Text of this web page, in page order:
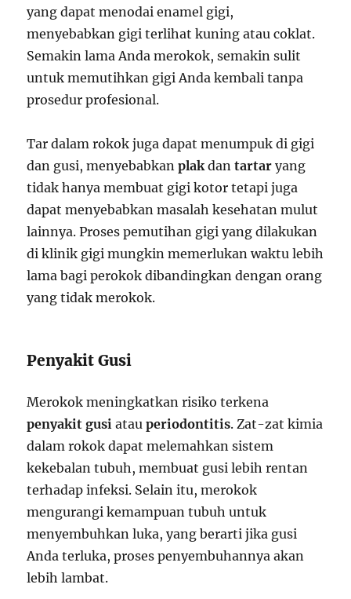
yang dapat menodai enamel gigi,
menyebabkan gigi terlihat kuning atau coklat.
Semakin lama Anda merokok, semakin sulit
untuk memutihkan gigi Anda kembali tanpa
prosedur profesional.
Tar dalam rokok juga dapat menumpuk di gigi
dan gusi, menyebabkanplak dantartar yang
tidak hanya membuat gigi kotor tetapi juga
dapat menyebabkan masalah kesehatan mulut
lainnya. Proses pemutihan gigi yang dilakukan
di klinik gigi mungkin memerlukan waktu lebih
lama bagi perokok dibandingkan dengan orang
yang tidak merokok.
Penyakit Gusi
Merokok meningkatkan risiko terkena
penyakit gusi atauperiodontitis. Zat-zat kimia
dalam rokok dapat melemahkan sistem
kekebalan tubuh, membuat gusi lebih rentan
terhadap infeksi. Selain itu, merokok
mengurangi kemampuan tubuh untuk
menyembuhkan luka, yang berarti jika gusi
Anda terluka, proses penyembuhannya akan
lebih lambat.